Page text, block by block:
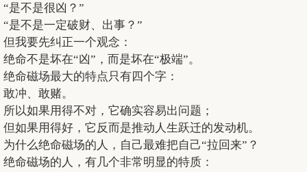
“是不是很凶？”
“是不是一定破财、出事？”
但我要先纠正一个观念：
绝命不是坏在“凶”，而是坏在“极端”。
绝命磁场最大的特点只有四个字：
敢冲、敢赌。
所以如果用得不对，它确实容易出问题；
但如果用得好，它反而是推动人生跃迁的发动机。
为什么绝命磁场的人，自己最难把自己“拉回来”？
绝命磁场的人，有几个非常明显的特质：